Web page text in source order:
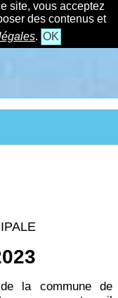
site, vous acceptez
des contenus et
. OK
la commune de